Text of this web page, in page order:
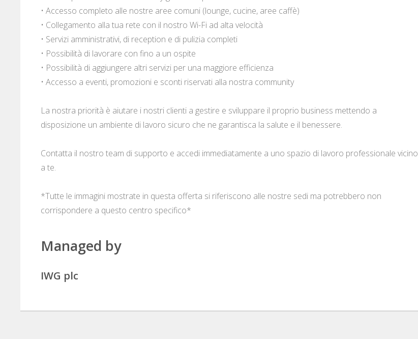
• Accesso completo alle nostre aree comuni (lounge, cucine, aree caffè)
• Collegamento alla tua rete con il nostro Wi-Fi ad alta velocità
• Servizi amministrativi, di reception e di pulizia completi
• Possibilità di lavorare con fino a un ospite
• Possibilità di aggiungere altri servizi per una maggiore efficienza
• Accesso a eventi, promozioni e sconti riservati alla nostra community
La nostra priorità è aiutare i nostri clienti a gestire e sviluppare il proprio business mettendo a
disposizione un ambiente di lavoro sicuro che ne garantisca la salute e il benessere.
Contatta il nostro team di supporto e accedi immediatamente a uno spazio di lavoro professionale vicino
a te.
*Tutte le immagini mostrate in questa offerta si riferiscono alle nostre sedi ma potrebbero non
corrispondere a questo centro specifico*
Managed by
IWG plc